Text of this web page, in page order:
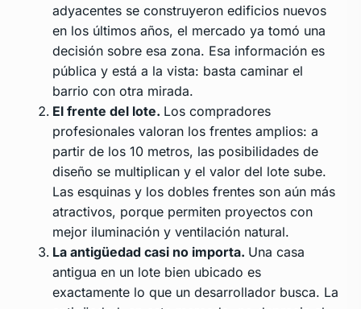
adyacentes se construyeron edificios nuevos
en los últimos años, el mercado ya tomó una
decisión sobre esa zona. Esa información es
pública y está a la vista: basta caminar el
barrio con otra mirada.
El frente del lote. Los compradores
profesionales valoran los frentes amplios: a
partir de los 10 metros, las posibilidades de
diseño se multiplican y el valor del lote sube.
Las esquinas y los dobles frentes son aún más
atractivos, porque permiten proyectos con
mejor iluminación y ventilación natural.
La antigüedad casi no importa. Una casa
antigua en un lote bien ubicado es
exactamente lo que un desarrollador busca. La